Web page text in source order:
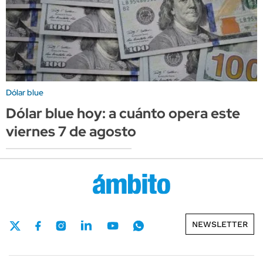
Dólar blue
Dólar blue hoy: a cuánto opera este
viernes 7 de agosto
NEWSLETTER